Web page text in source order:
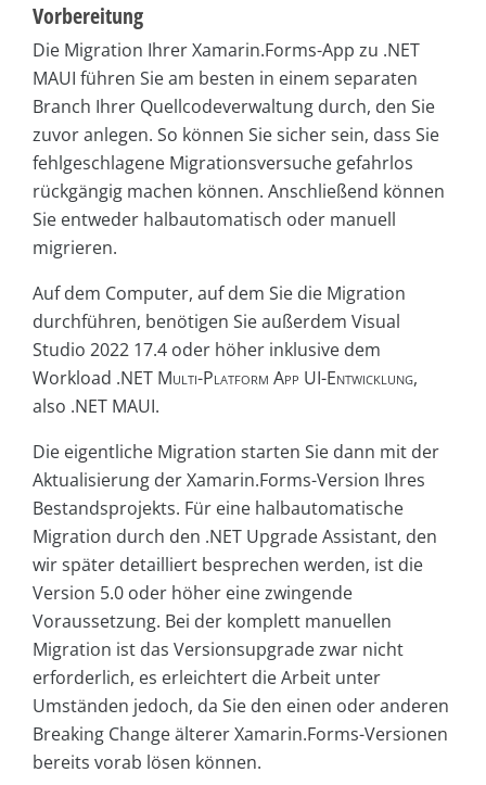
Vorbereitung
Die Migration Ihrer Xamarin.Forms-App zu .NET
MAUI führen Sie am besten in einem separaten
Branch Ihrer Quellcodeverwaltung durch, den Sie
zuvor anlegen. So können Sie sicher sein, dass Sie
fehlgeschlagene Migrationsversuche gefahrlos
rückgängig machen können. Anschließend können
Sie entweder halbautomatisch oder manuell
migrieren.
Auf dem Computer, auf dem Sie die Migration
durchführen, benötigen Sie außerdem Visual
Studio 2022 17.4 oder höher inklusive dem
Workload .NET Multi-Platform App UI-Entwicklung,
also .NET MAUI.
Die eigentliche Migration starten Sie dann mit der
Aktualisierung der Xamarin.Forms-Version Ihres
Bestandsprojekts. Für eine halbautomatische
Migration durch den .NET Upgrade Assistant, den
wir später detailliert besprechen werden, ist die
Version 5.0 oder höher eine zwingende
Voraussetzung. Bei der komplett manuellen
Migration ist das Versionsupgrade zwar nicht
erforderlich, es erleichtert die Arbeit unter
Umständen jedoch, da Sie den einen oder anderen
Breaking Change älterer Xamarin.Forms-Versionen
bereits vorab lösen können.